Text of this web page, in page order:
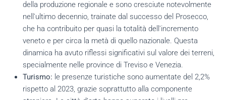
della produzione regionale e sono cresciute notevolmente
nell'ultimo decennio, trainate dal successo del Prosecco,
che ha contribuito per quasi la totalità dell'incremento
veneto e per circa la metà di quello nazionale. Questa
dinamica ha avuto riflessi significativi sul valore dei terreni,
specialmente nelle province di Treviso e Venezia.
Turismo: le presenze turistiche sono aumentate del 2,2%
rispetto al 2023, grazie soprattutto alla componente